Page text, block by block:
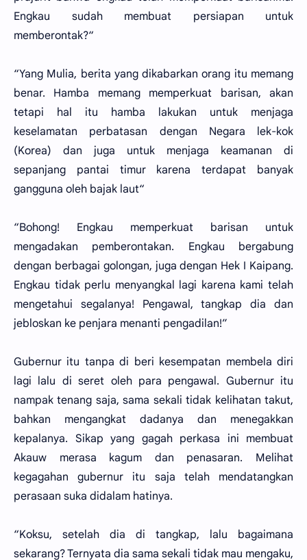
Engkau sudah membuat persiapan untuk
memberontak?“
“Yang Mulia, berita yang dikabarkan orang itu memang
benar. Hamba memang memperkuat barisan, akan
tetapi hal itu hamba lakukan untuk menjaga
keselamatan perbatasan dengan Negara lek-kok
(Korea) dan juga untuk menjaga keamanan di
sepanjang pantai timur karena terdapat banyak
gangguna oleh bajak laut“
“Bohong! Engkau memperkuat barisan untuk
mengadakan pemberontakan. Engkau bergabung
dengan berbagai golongan, juga dengan Hek I Kaipang.
Engkau tidak perlu menyangkal lagi karena kami telah
mengetahui segalanya! Pengawal, tangkap dia dan
jebloskan ke penjara menanti pengadilan!”
Gubernur itu tanpa di beri kesempatan membela diri
lagi lalu di seret oleh para pengawal. Gubernur itu
nampak tenang saja, sama sekali tidak kelihatan takut,
bahkan mengangkat dadanya dan menegakkan
kepalanya. Sikap yang gagah perkasa ini membuat
Akauw merasa kagum dan penasaran. Melihat
kegagahan gubernur itu saja telah mendatangkan
perasaan suka didalam hatinya.
“Koksu, setelah dia di tangkap, lalu bagaimana
sekarang? Ternyata dia sama sekali tidak mau mengaku,